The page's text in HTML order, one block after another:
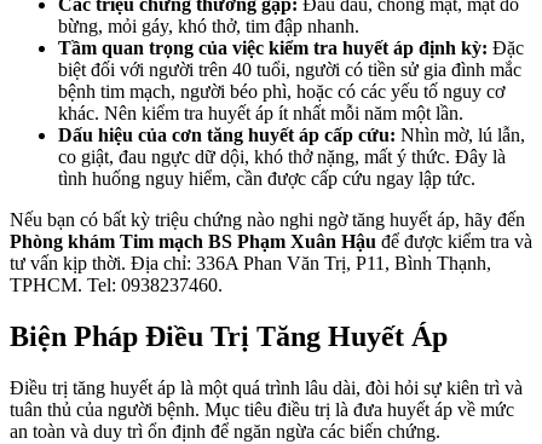
Các triệu chứng thường gặp: Đau đầu, chóng mặt, mặt đỏ
bừng, mỏi gáy, khó thở, tim đập nhanh.
Tầm quan trọng của việc kiểm tra huyết áp định kỳ: Đặc
biệt đối với người trên 40 tuổi, người có tiền sử gia đình mắc
bệnh tim mạch, người béo phì, hoặc có các yếu tố nguy cơ
khác. Nên kiểm tra huyết áp ít nhất mỗi năm một lần.
Dấu hiệu của cơn tăng huyết áp cấp cứu: Nhìn mờ, lú lẫn,
co giật, đau ngực dữ dội, khó thở nặng, mất ý thức. Đây là
tình huống nguy hiểm, cần được cấp cứu ngay lập tức.
Nếu bạn có bất kỳ triệu chứng nào nghi ngờ tăng huyết áp, hãy đến
Phòng khám Tim mạch BS Phạm Xuân Hậu để được kiểm tra và
tư vấn kịp thời. Địa chỉ: 336A Phan Văn Trị, P11, Bình Thạnh,
TPHCM. Tel: 0938237460.
Biện Pháp Điều Trị Tăng Huyết Áp
Điều trị tăng huyết áp là một quá trình lâu dài, đòi hỏi sự kiên trì và
tuân thủ của người bệnh. Mục tiêu điều trị là đưa huyết áp về mức
an toàn và duy trì ổn định để ngăn ngừa các biến chứng.